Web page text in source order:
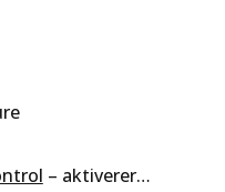
– aktiverer…